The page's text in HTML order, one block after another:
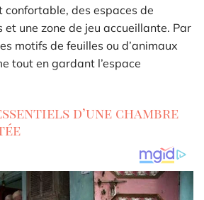
confortable, des espaces de
une zone de jeu accueillante. Par
motifs de feuilles ou d’animaux
tout en gardant l’espace
d’une chambre